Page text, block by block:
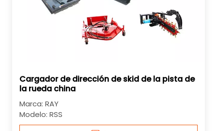
Cargador de dirección de skid de la pista de
la rueda china
Marca: RAY
Modelo: RSS